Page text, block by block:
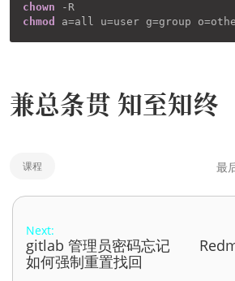
chown
chmod
兼总条贯 知至知终
课程 最
Next:
gitlab 管理员密码忘记
如何强制重置找回